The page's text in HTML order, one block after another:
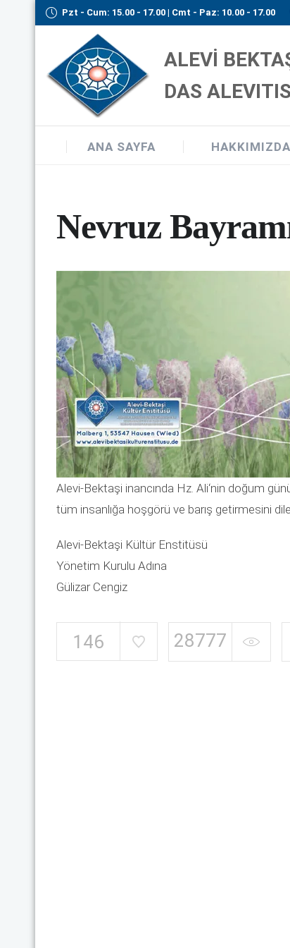
Pzt - Cum: 15.00 - 17.00 | Cmt - Paz: 10.00 - 17.00
ALEVİ
DAS
ANA SAYFA HAKKIMIZDA
Nevruz
Alevi-Bektaşi inancında Hz. Ali‘nin doğum
tüm insanlığa hoşgörü ve barış getirmesini
Alevi-Bektaşi Kültür Enstitüsü
Yönetim Kurulu Adına
Gülizar Cengiz
146 28777